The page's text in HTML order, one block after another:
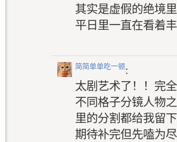
其实是虚假的绝境
平日里一直在看着
简简单单吃一顿:
太剧艺术了！！完
不同格子分镜人物
里的分割都给我留
期待补完但先嗑为